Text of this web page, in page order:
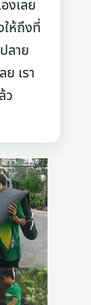
งเลย
ให้ถึงที่
ลาย
เรา
ว